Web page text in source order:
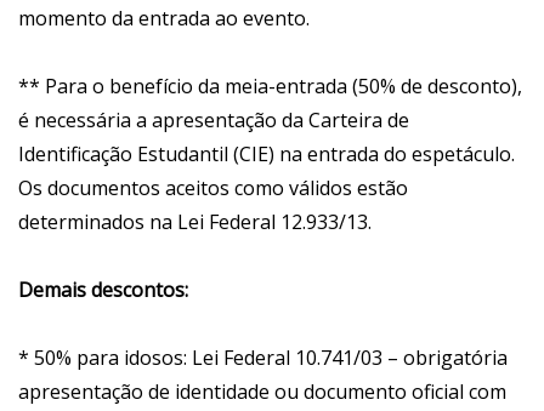
momento da entrada ao evento.
** Para o benefício da meia-entrada (50% de desconto),
é necessária a apresentação da Carteira de
Identificação Estudantil (CIE) na entrada do espetáculo.
Os documentos aceitos como válidos estão
determinados na Lei Federal 12.933/13.
Demais descontos:
* 50% para idosos: Lei Federal 10.741/03 – obrigatória
apresentação de identidade ou documento oficial com